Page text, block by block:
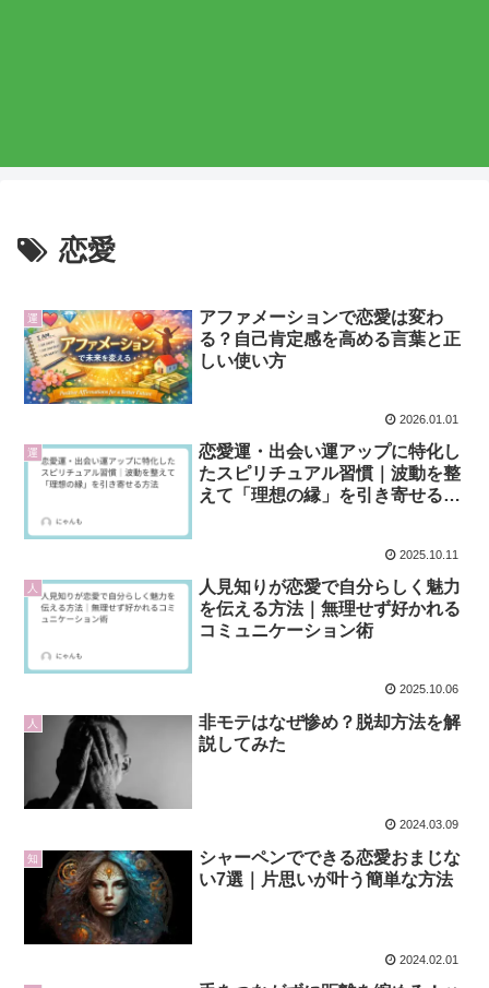
恋愛
運
アファメーションで恋愛は変わ
る？自己肯定感を高める言葉と正
しい使い方
2026.01.01
運
恋愛運・出会い運アップに特化し
たスピリチュアル習慣｜波動を整
えて「理想の縁」を引き寄せる方
2025.10.11
人
人見知りが恋愛で自分らしく魅力
を伝える方法｜無理せず好かれる
コミュニケーション術
2025.10.06
人
非モテはなぜ惨め？脱却方法を解
説してみた
2024.03.09
知
シャーペンでできる恋愛おまじな
い7選｜片思いが叶う簡単な方法
2024.02.01